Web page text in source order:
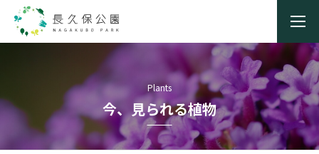
Plants
今、見られる植物